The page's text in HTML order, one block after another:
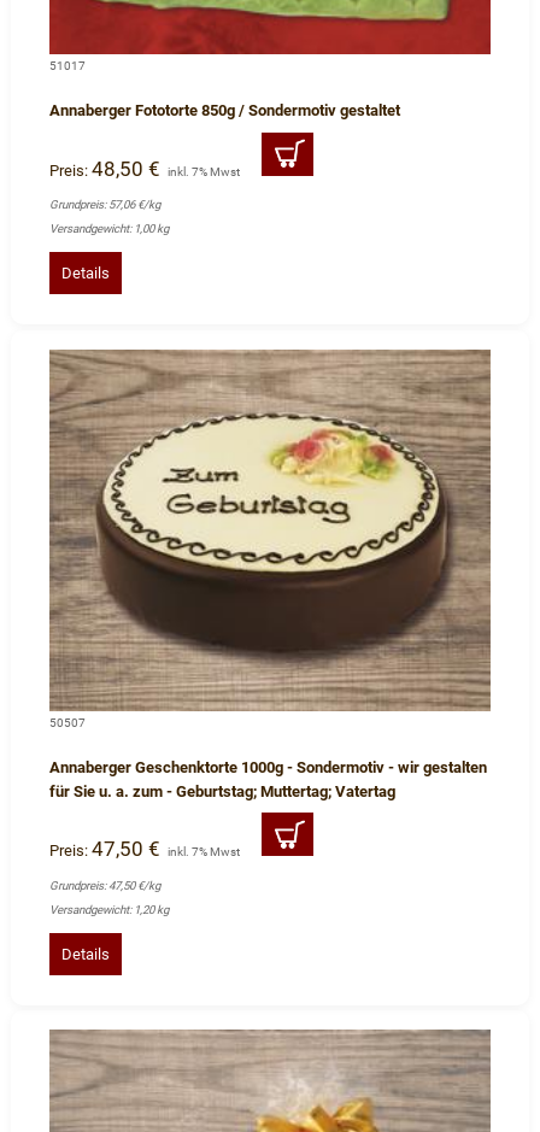
51017
Annaberger Fototorte 850g / Sondermotiv gestaltet
Preis: 48,50 € inkl. 7% Mwst
Grundpreis: 57,06 €/kg
Versandgewicht: 1,00 kg
Details
50507
Annaberger Geschenktorte 1000g - Sondermotiv - wir gestalten
für Sie u. a. zum - Geburtstag; Muttertag; Vatertag
Preis: 47,50 € inkl. 7% Mwst
Grundpreis: 47,50 €/kg
Versandgewicht: 1,20 kg
Details